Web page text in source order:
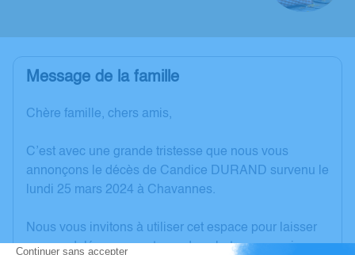
Message de la famille
Chère famille, chers amis,
C’est avec une grande tristesse que nous vous
annonçons le décès de Candice DURAND survenu le
lundi 25 mars 2024 à Chavannes.
Nous vous invitons à utiliser cet espace pour laisser
vos condoléances, partager des photos souvenirs,